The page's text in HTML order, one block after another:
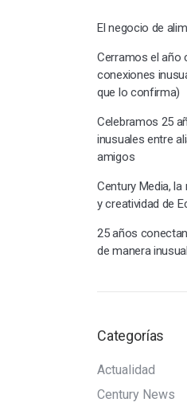
El negocio de
Cerramos el año
conexiones
que lo confirma)
Celebramos 25
inusuales entre
amigos
Century Media,
y creatividad de
25 años
de manera inusual
Categorías
Actualidad
Century News